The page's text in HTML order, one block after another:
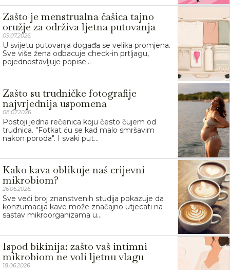
Zašto je menstrualna čašica tajno
oružje za održiva ljetna putovanja
09.07.2026.
U svijetu putovanja događa se velika promjena.
Sve više žena odbacuje check-in prtljagu,
pojednostavljuje popise...
Zašto su trudničke fotografije
najvrjednija uspomena
08.07.2026.
Postoji jedna rečenica koju često čujem od
trudnica. "Fotkat ću se kad malo smršavim
nakon poroda". I svaki put...
Kako kava oblikuje naš crijevni
mikrobiom?
26.06.2026.
Sve veći broj znanstvenih studija pokazuje da
konzumacija kave može značajno utjecati na
sastav mikroorganizama u...
Ispod bikinija: zašto vaš intimni
mikrobiom ne voli ljetnu vlagu
18.06.2026.